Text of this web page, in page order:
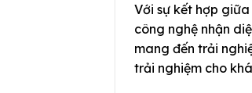
Với sự kết hợp
công nghệ nhận
mang đến trải
trải nghiệm cho